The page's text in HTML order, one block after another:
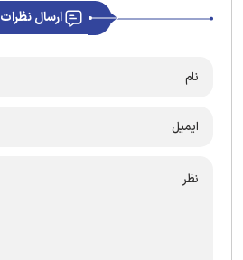
ارسال نظرات